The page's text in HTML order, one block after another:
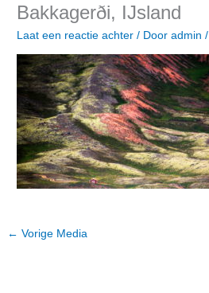
Bakkagerði, IJsland
Laat een reactie achter / Dooradmin/
← Vorige Media